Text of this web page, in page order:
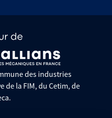
des industries
de la FIM, du Cetim, de